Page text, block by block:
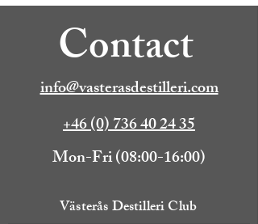
Contact
info@vasterasdestilleri.com
+46 (0) 736 40 24 35
Mon-Fri (08:00-16:00)
Västerås Destilleri Club